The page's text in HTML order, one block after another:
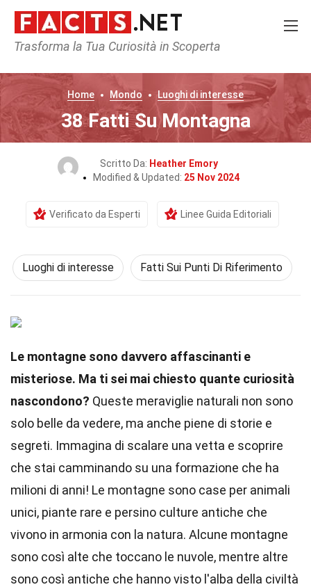
Trasforma la Tua Curiosità in Scoperta
Home Mondo Luoghi di interesse
38 Fatti Su Montagna
Scritto Da: Heather Emory
Modified & Updated: 25 Nov 2024
Verificato da Esperti Linee Guida Editoriali
Luoghi di interesse Fatti Sui Punti Di Riferimento
Le montagne sono davvero affascinanti e
misteriose. Ma ti sei mai chiesto quante curiosità
nascondono? Queste meraviglie naturali non sono
solo belle da vedere, ma anche piene di storie e
segreti. Immagina di scalare una vetta e scoprire
che stai camminando su una formazione che ha
milioni di anni! Le montagne sono case per animali
unici, piante rare e persino culture antiche che
vivono in armonia con la natura. Alcune montagne
sono così alte che toccano le nuvole, mentre altre
sono così antiche che hanno visto l'alba della civiltà